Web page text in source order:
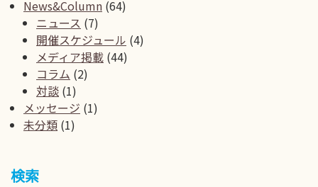
News&Column (64)
ニュース (7)
開催スケジュール (4)
メディア掲載 (44)
コラム (2)
対談 (1)
メッセージ (1)
未分類 (1)
検索